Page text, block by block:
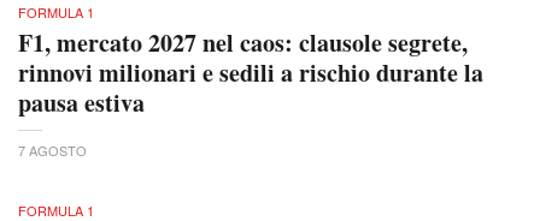
FORMULA 1
F1, mercato 2027 nel caos: clausole segrete,
rinnovi milionari e sedili a rischio durante la
pausa estiva
7 AGOSTO
FORMULA 1